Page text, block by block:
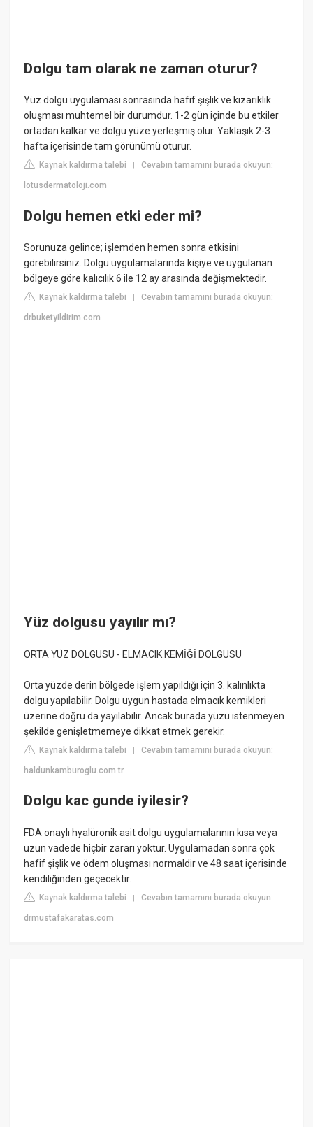
Dolgu tam olarak ne zaman oturur?
Yüz dolgu uygulaması sonrasında hafif şişlik ve kızarıklık
oluşması muhtemel bir durumdur. 1-2 gün içinde bu etkiler
ortadan kalkar ve dolgu yüze yerleşmiş olur. Yaklaşık 2-3
hafta içerisinde tam görünümü oturur.
Kaynak kaldırma talebi |Cevabın tamamını burada okuyun:
lotusdermatoloji.com
Dolgu hemen etki eder mi?
Sorunuza gelince; işlemden hemen sonra etkisini
görebilirsiniz. Dolgu uygulamalarında kişiye ve uygulanan
bölgeye göre kalıcılık 6 ile 12 ay arasında değişmektedir.
Kaynak kaldırma talebi |Cevabın tamamını burada okuyun:
drbuketyildirim.com
Yüz dolgusu yayılır mı?
ORTA YÜZ DOLGUSU - ELMACIK KEMİĞİ DOLGUSU
Orta yüzde derin bölgede işlem yapıldığı için 3. kalınlıkta
dolgu yapılabilir. Dolgu uygun hastada elmacık kemikleri
üzerine doğru da yayılabilir. Ancak burada yüzü istenmeyen
şekilde genişletmemeye dikkat etmek gerekir.
Kaynak kaldırma talebi |Cevabın tamamını burada okuyun:
haldunkamburoglu.com.tr
Dolgu kac gunde iyilesir?
FDA onaylı hyalüronik asit dolgu uygulamalarının kısa veya
uzun vadede hiçbir zararı yoktur. Uygulamadan sonra çok
hafif şişlik ve ödem oluşması normaldir ve 48 saat içerisinde
kendiliğinden geçecektir.
Kaynak kaldırma talebi |Cevabın tamamını burada okuyun:
drmustafakaratas.com